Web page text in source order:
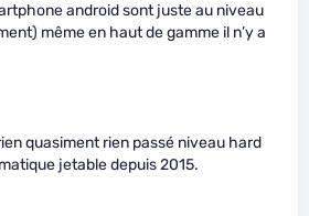
android sont juste au niveau
même en haut de gamme il n’y a
quasiment rien passé niveau hard
jetable depuis 2015.